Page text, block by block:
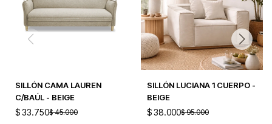
SILLÓN CAMA LAUREN
C/BAÚL - BEIGE
$33.750$ 45.000
SILLÓN LUCIANA 1 CUERPO -
BEIGE
$ 38.000$ 95.000